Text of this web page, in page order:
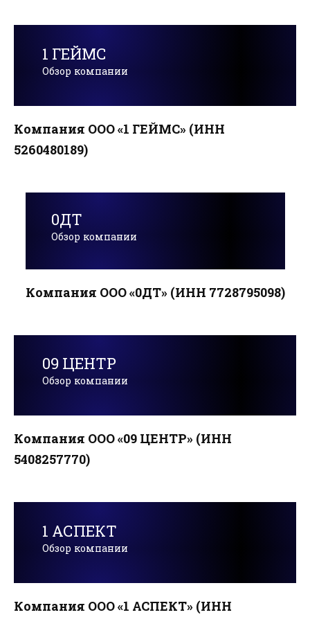
1 ГЕЙМС
Обзор компании
Компания ООО «1 ГЕЙМС» (ИНН
5260480189)
0ДТ
Обзор компании
Компания ООО «0ДТ» (ИНН 7728795098)
09 ЦЕНТР
Обзор компании
Компания ООО «09 ЦЕНТР» (ИНН
5408257770)
1 АСПЕКТ
Обзор компании
Компания ООО «1 АСПЕКТ» (ИНН